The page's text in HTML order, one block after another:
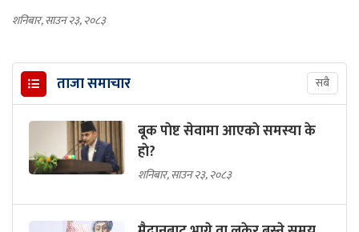
शनिबार, साउन २३, २०८३
ताजा समाचार सबै
बूक पाेष्ट सेवामा आएकाे समस्या के
हाे?
शनिबार, साउन २३, २०८३